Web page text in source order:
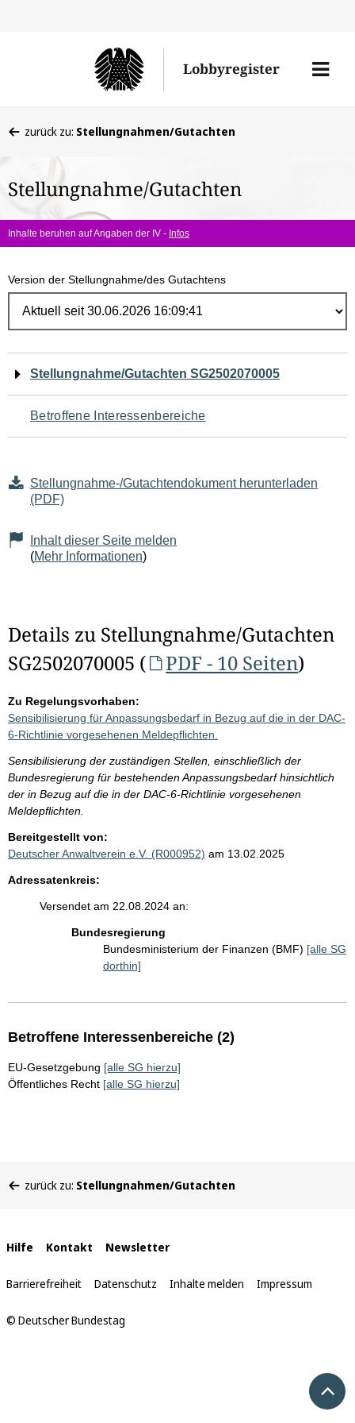
Lobbyregister
Menü
befinden
hier:
zurück zu: Stellungnahmen/Gutachten
Stellungnahme/Gutachten
Inhalte beruhen auf Angaben der IV - Infos
Version der Stellungnahme/des Gutachtens
Navigation
für
den
Seiteninhalt
Stellungnahme/Gutachten SG2502070005
Betroffene Interessenbereiche
Stellungnahme-/Gutachtendokument herunterladen
(PDF)
Inhalt dieser Seite melden
(Mehr Informationen)
Details zu Stellungnahme/Gutachten
SG2502070005 (
PDF - 10 Seiten)
Zu Regelungsvorhaben:
Sensibilisierung für Anpassungsbedarf in Bezug auf die in der DAC-
6-Richtlinie vorgesehenen Meldepflichten.
Sensibilisierung der zuständigen Stellen, einschließlich der
Bundesregierung für bestehenden Anpassungsbedarf hinsichtlich
der in Bezug auf die in der DAC-6-Richtlinie vorgesehenen
Meldepflichten.
Bereitgestellt von:
Deutscher Anwaltverein e.V. (R000952) am 13.02.2025
Adressatenkreis:
Versendet am 22.08.2024 an:
Bundesregierung
Bundesministerium der Finanzen (BMF) [alle SG
dorthin]
Betroffene Interessenbereiche (2)
EU-Gesetzgebung [alle SG hierzu]
Öffentliches Recht [alle SG hierzu]
befinden
zurück zu: Stellungnahmen/Gutachten
Interne
Links
Hilfe Kontakt Newsletter
Barrierefreiheit Datenschutz Inhalte melden Impressum
© Deutscher Bundestag